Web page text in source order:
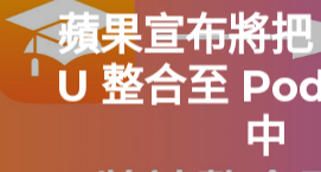
蘋果宣布將
U 整合至
中